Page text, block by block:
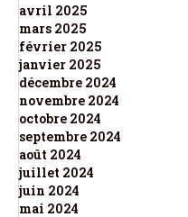
avril 2025
mars 2025
février 2025
janvier 2025
décembre 2024
novembre 2024
octobre 2024
septembre 2024
août 2024
juillet 2024
juin 2024
mai 2024